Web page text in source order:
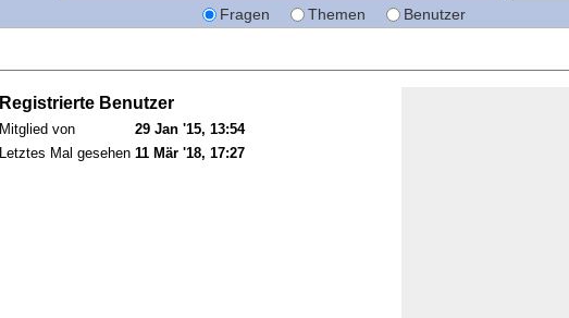
Fragen Themen Benutzer
Registrierte Benutzer
Mitglied von
29 Jan '15, 13:54
Letztes Mal gesehen 11 Mär '18, 17:27